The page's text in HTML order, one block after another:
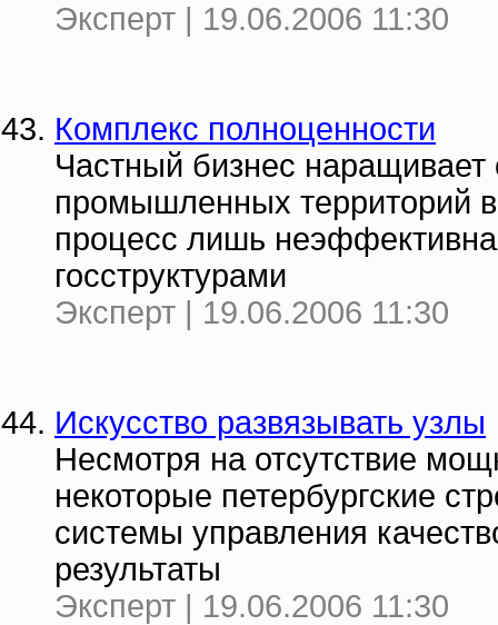
Эксперт | 19.06.2006 11:30
Комплекс полноценности
Частный бизнес
промышленных территорий
процесс лишь
госструктурами
Эксперт | 19.06.2006 11:30
Искусство развязывать узлы
Несмотря на отсутствие
некоторые петербургские
системы управления
результаты
Эксперт | 19.06.2006 11:30